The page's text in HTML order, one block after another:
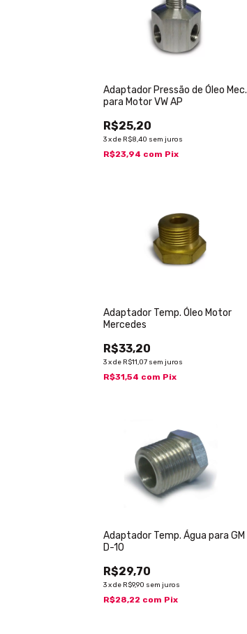
Adaptador Pressão de Óleo Mec.
para Motor VW AP
R$25,20
3xde R$8,40 sem juros
R$23,94 com Pix
Adaptador Temp. Óleo Motor
Mercedes
R$33,20
3xde R$11,07 sem juros
R$31,54 com Pix
Adaptador Temp. Água para GM
D-10
R$29,70
3xde R$9,90 sem juros
R$28,22 com Pix